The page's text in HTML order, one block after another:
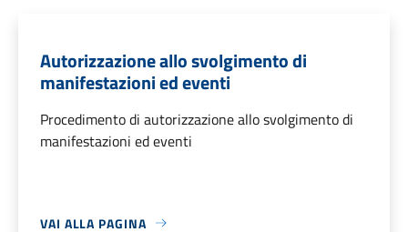
Autorizzazione allo svolgimento di
manifestazioni ed eventi
Procedimento di autorizzazione allo svolgimento di
manifestazioni ed eventi
VAI ALLA PAGINA